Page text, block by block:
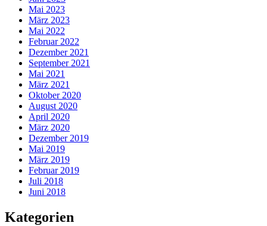
Mai 2023
März 2023
Mai 2022
Februar 2022
Dezember 2021
September 2021
Mai 2021
März 2021
Oktober 2020
August 2020
April 2020
März 2020
Dezember 2019
Mai 2019
März 2019
Februar 2019
Juli 2018
Juni 2018
Kategorien